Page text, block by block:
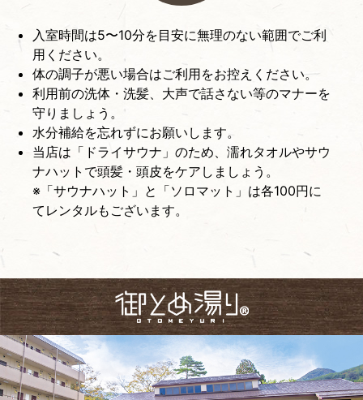
入室時間は5〜10分を目安に無理のない範囲でご利
用ください。
体の調子が悪い場合はご利用をお控えください。
利用前の洗体・洗髪、大声で話さない等のマナーを
守りましょう。
水分補給を忘れずにお願いします。
当店は「ドライサウナ」のため、濡れタオルやサウ
ナハットで頭髪・頭皮をケアしましょう。
※「サウナハット」と「ソロマット」は各100円に
てレンタルもございます。